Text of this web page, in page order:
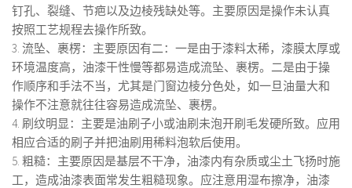
钉孔、裂缝、节疤以及边棱残缺处等。主要原因是操作未认真
按照工艺规程去操作所致。
3. 流坠、裹楞：主要原因有二：一是由于漆料太稀，漆膜太厚或
环境温度高，油漆干性慢等都易造成流坠、裹楞。二是由于操
作顺序和手法不当，尤其是门窗边棱分色处，如一旦油量大和
操作不注意就往往容易造成流坠、裹楞。
4. 刷纹明显：主要是油刷子小或油刷未泡开刷毛发硬所致。应用
相应合适的刷子并把油刷用稀料泡软后使用。
5. 粗糙：主要原因是基层不干净，油漆内有杂质或尘土飞扬时施
工，造成油漆表面常发生粗糙现象。应注意用湿布擦净，油漆